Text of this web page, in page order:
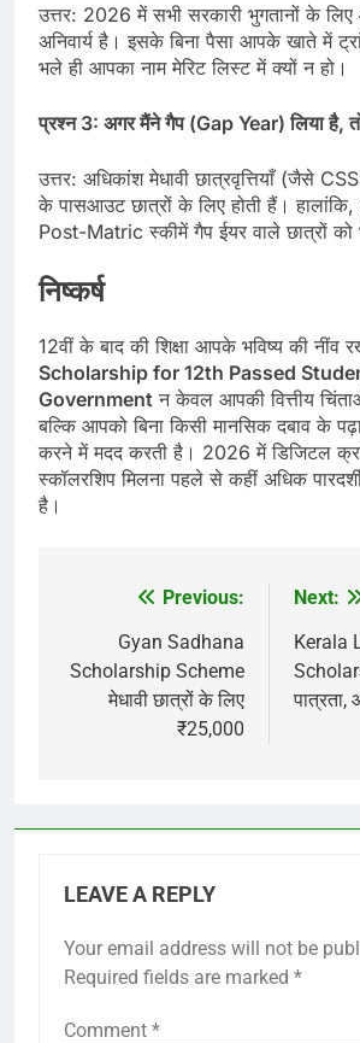
उत्तर: 2026 में सभी सरकारी भुगतानों के लिए
अनिवार्य है। इसके बिना पैसा आपके खाते में
भले ही आपका नाम मेरिट लिस्ट में क्यों न हो।
प्रश्न 3: अगर मैंने गैप (Gap Year) लिया है,
उत्तर: अधिकांश मेधावी छात्रवृत्तियाँ (जैसे
के पासआउट छात्रों के लिए होती हैं। हालांकि,
Post-Matric स्कीमें गैप ईयर वाले छात्रों को
निष्कर्ष
12वीं के बाद की शिक्षा आपके भविष्य की नींव
Scholarship for 12th Passed
Government न केवल आपकी वित्तीय
बल्कि आपको बिना किसी मानसिक दबाव के
करने में मदद करती है। 2026 में डिजिटल
स्कॉलरशिप मिलना पहले से कहीं अधिक
है।
navigation
Previous:
Gyan Sadhana
Scholarship Scheme
मेधावी छात्रों के लिए
₹25,000
Next:
Kerala
LEAVE A REPLY
Your email address will not be
Required fields are marked *
Comment *